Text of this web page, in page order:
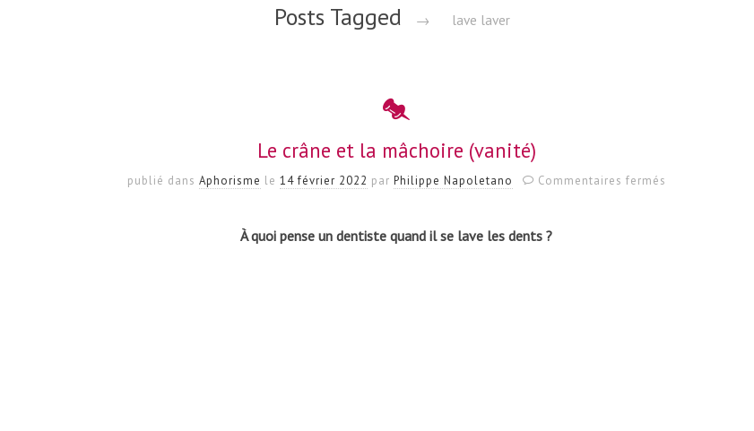
Posts Tagged → lave laver
Le crâne et la mâchoire (vanité)
publié dans Aphorisme le 14 février 2022 par Philippe Napoletano Commentaires fermés
À quoi pense un dentiste quand il se lave les dents ?